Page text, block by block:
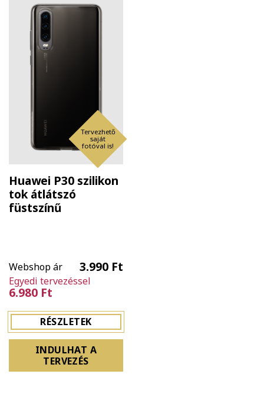
Tervezhető
saját
fotóval is!
Huawei P30 szilikon
tok átlátszó
füstszínű
Webshop ár 3.990 Ft
Egyedi tervezéssel
6.980 Ft
RÉSZLETEK
INDULHAT A
TERVEZÉS